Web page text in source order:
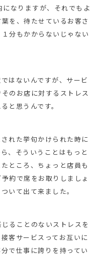
なりますが、それでもよ
を、待たせているお客さ
分もかからないじゃない
はないんですが、サービ
のお店に対するストレス
と思うんです。
れた挙句かけられた時に
、そういうことはもっと
ところ、ちょっと店員も
約で席をお取りしましょ
いて出て来ました。
ることのないストレスを
客サービスってお互いに
で仕事に誇りを持ってい